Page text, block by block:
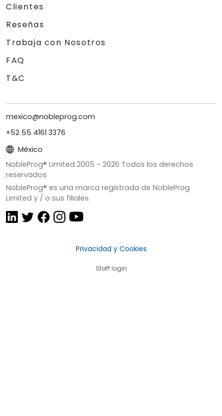
Clientes
Reseñas
Trabaja con Nosotros
FAQ
T&C
mexico@nobleprog.com
+52 55 4161 3376
México
NobleProg® Limited 2005 - 2026 Todos los derechos
reservados
NobleProg® es una marca registrada de NobleProg
Limited y / o sus filiales.
Privacidad y Cookies
Staff login